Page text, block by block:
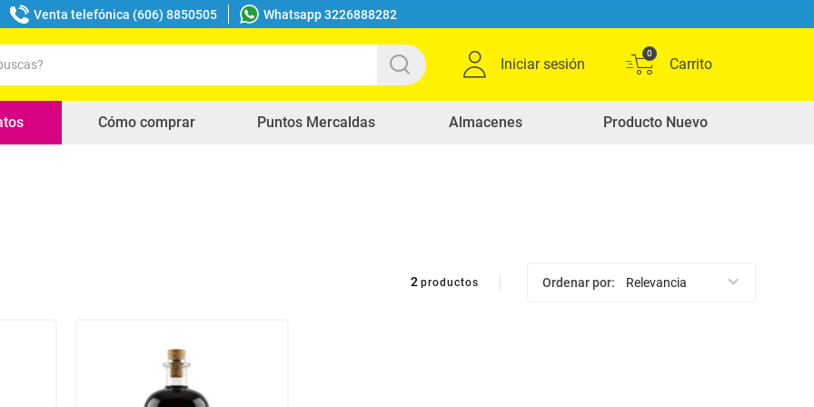
Venta telefónica (606) 8850505 Whatsapp 3226888282
Iniciar sesión
0
Cómo comprar Puntos Mercaldas Almacenes Producto Nuevo
2 productos Ordenar por Relevancia
buscados